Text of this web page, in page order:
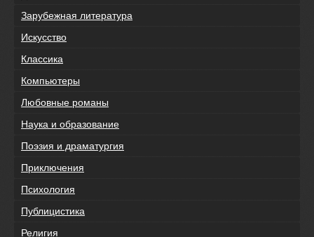
Зарубежная литература
Искусство
Классика
Компьютеры
Любовные романы
Наука и образование
Поэзия и драматургия
Приключения
Психология
Публицистика
Религия